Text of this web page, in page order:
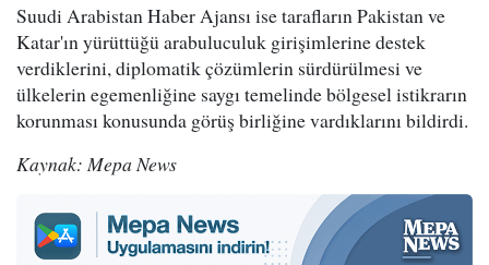
Suudi Arabistan Haber Ajansı ise tarafların Pakistan ve
Katar'ın yürüttüğü arabuluculuk girişimlerine destek
verdiklerini, diplomatik çözümlerin sürdürülmesi ve
ülkelerin egemenliğine saygı temelinde bölgesel istikrarın
korunması konusunda görüş birliğine vardıklarını bildirdi.
Kaynak: Mepa News